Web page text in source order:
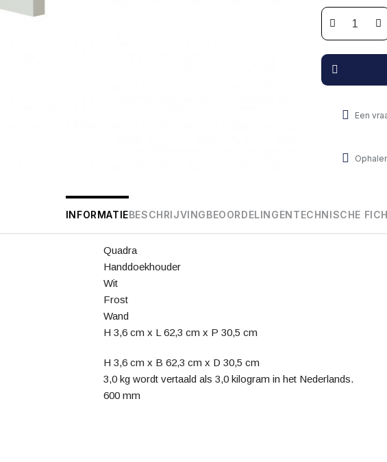
Een
INFORMATIEBESCHRIJVINGBEOORDELINGENTECHNISCHE
Quadra
Handdoekhouder
Wit
Frost
Wand
H 3,6 cm x L 62,3 cm x P 30,5 cm
H 3,6 cm x B 62,3 cm x D 30,5 cm
3,0 kg wordt vertaald als 3,0 kilogram in het Nederlands.
600 mm